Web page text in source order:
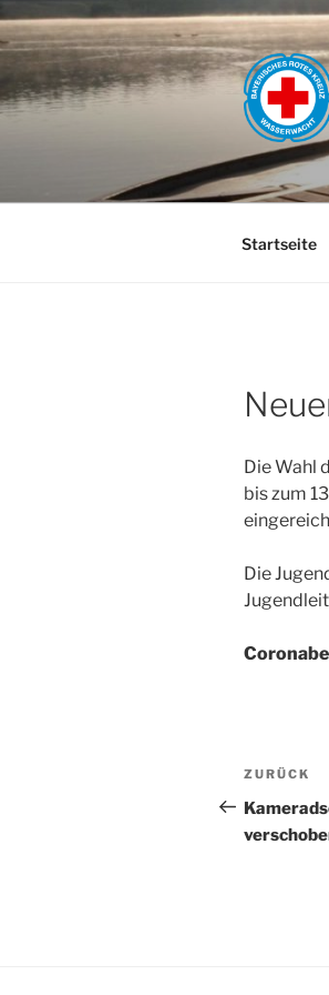
Zum
Inhalt
springen
Startseite
Die Wahl
bis zum
Die
Vorheriger
Beitrag
ZURÜCK